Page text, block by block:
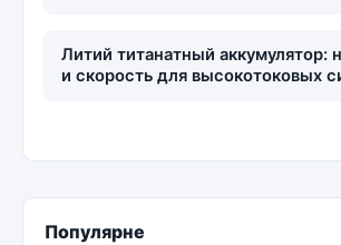
Литий титанатный аккумулятор:
и скорость для высокотоковых
Популярне